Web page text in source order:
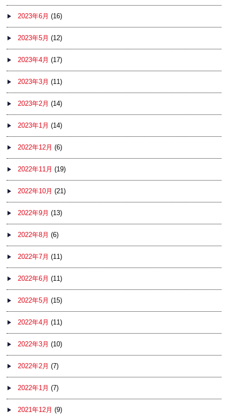
2023年6月 (16)
2023年5月 (12)
2023年4月 (17)
2023年3月 (11)
2023年2月 (14)
2023年1月 (14)
2022年12月 (6)
2022年11月 (19)
2022年10月 (21)
2022年9月 (13)
2022年8月 (6)
2022年7月 (11)
2022年6月 (11)
2022年5月 (15)
2022年4月 (11)
2022年3月 (10)
2022年2月 (7)
2022年1月 (7)
2021年12月 (9)